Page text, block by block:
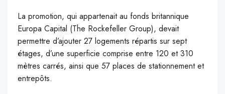
La promotion, qui appartenait au fonds britannique
Europa Capital (The Rockefeller Group), devait
permettre d’ajouter 27 logements répartis sur sept
étages, d’une superficie comprise entre 120 et 310
mètres carrés, ainsi que 57 places de stationnement et
entrepôts.